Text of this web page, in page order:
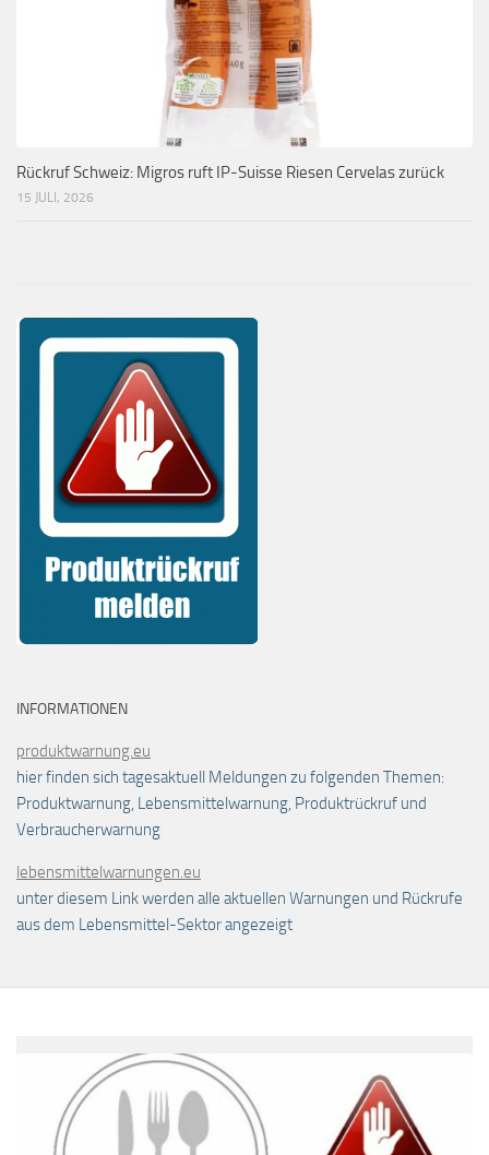
Rückruf Schweiz: Migros ruft IP-Suisse Riesen Cervelas zurück
15 JULI, 2026
INFORMATIONEN
produktwarnung.eu
hier finden sich tagesaktuell Meldungen zu folgenden Themen:
Produktwarnung, Lebensmittelwarnung, Produktrückruf und
Verbraucherwarnung
lebensmittelwarnungen.eu
unter diesem Link werden alle aktuellen Warnungen und Rückrufe
aus dem Lebensmittel-Sektor angezeigt